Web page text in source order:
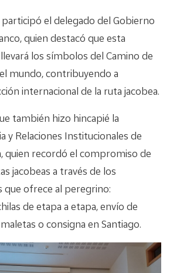
el delegado del Gobierno
quien destacó que esta
los símbolos del Camino de
mundo, contribuyendo a
internacional de la ruta jacobea.
también hizo hincapié la
y Relaciones Institucionales de
quien recordó el compromiso de
jacobeas a través de los
que ofrece al peregrino:
de etapa a etapa, envío de
o consigna en Santiago.